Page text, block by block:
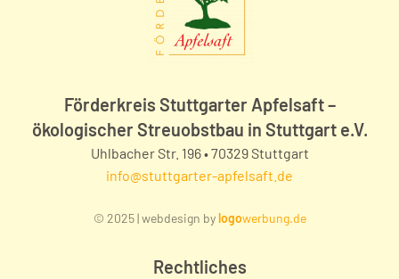
Förderkreis Stuttgarter Apfelsaft –
ökologischer Streuobstbau in Stuttgart e.V.
Uhlbacher Str. 196 • 70329 Stuttgart
info@stuttgarter-apfelsaft.de
© 2025 | webdesign bylogowerbung.de
Rechtliches